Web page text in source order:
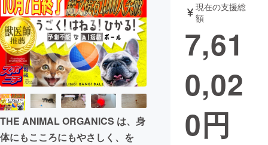
THE ANIMAL ORGANICS は、身
体にもこころにもやさしく、を
現在の支援総
額
7,61
0,02
0円